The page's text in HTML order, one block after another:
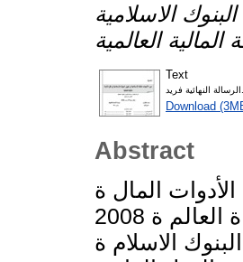
الاسلامية
Text
Download
Abstract
المال ة
الاسلام ة في تمو ل البنوك . الاسلام ة في ظل الازمة المال ة العالم ة 2008
الاسلام ة